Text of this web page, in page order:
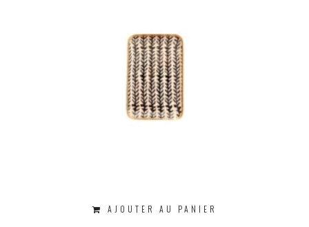
AJOUTER AU PANIER